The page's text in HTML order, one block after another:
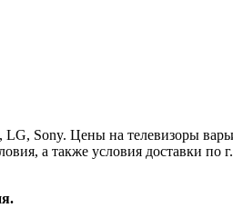
LG, Sony. Цены на телевизоры
а также условия доставки по